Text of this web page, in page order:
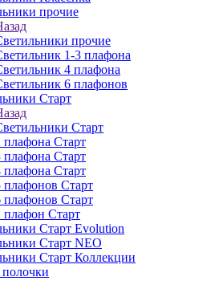
прочие
прочие
1-3 плафона
4 плафона
6 плафонов
Старт
Старт
плафона Старт
плафона Старт
плафона Старт
плафонов Старт
плафонов Старт
плафон Старт
Старт Evolution
Старт NEO
Старт Коллекции